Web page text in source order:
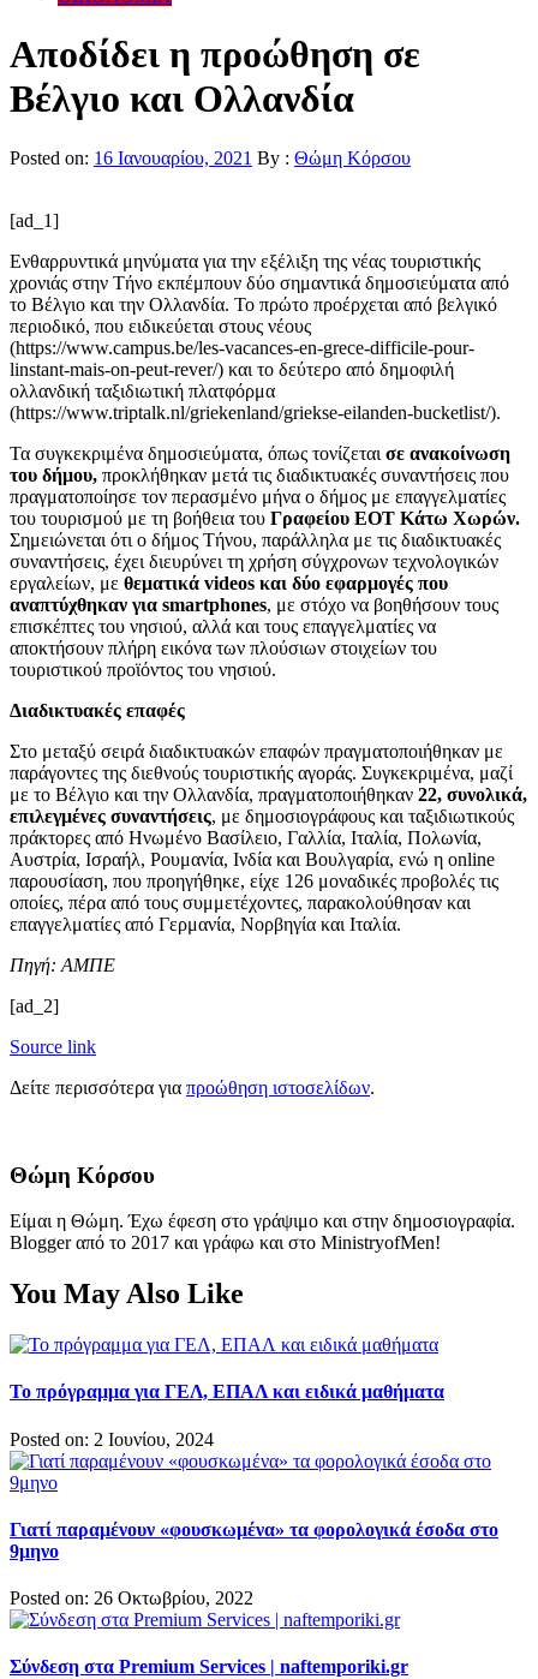
Αποδίδει η προώθηση σε
Βέλγιο και Ολλανδία
Posted on: 16 Ιανουαρίου, 2021 By : Θώμη Κόρσου
[ad_1]
Ενθαρρυντικά μηνύματα για την εξέλιξη της νέας τουριστικής
χρονιάς στην Τήνο εκπέμπουν δύο σημαντικά δημοσιεύματα από
το Βέλγιο και την Ολλανδία. Το πρώτο προέρχεται από βελγικό
περιοδικό, που ειδικεύεται στους νέους
(https://www.campus.be/les-vacances-en-grece-difficile-pour-
linstant-mais-on-peut-rever/) και το δεύτερο από δημοφιλή
ολλανδική ταξιδιωτική πλατφόρμα
(https://www.triptalk.nl/griekenland/griekse-eilanden-bucketlist/).
Τα συγκεκριμένα δημοσιεύματα, όπως τονίζεται σε ανακοίνωση
του δήμου, προκλήθηκαν μετά τις διαδικτυακές συναντήσεις που
πραγματοποίησε τον περασμένο μήνα ο δήμος με επαγγελματίες
του τουρισμού με τη βοήθεια του Γραφείου ΕΟΤ Κάτω Χωρών.
Σημειώνεται ότι ο δήμος Τήνου, παράλληλα με τις διαδικτυακές
συναντήσεις, έχει διευρύνει τη χρήση σύγχρονων τεχνολογικών
εργαλείων, με θεματικά videos και δύο εφαρμογές που
αναπτύχθηκαν για smartphones, με στόχο να βοηθήσουν τους
επισκέπτες του νησιού, αλλά και τους επαγγελματίες να
αποκτήσουν πλήρη εικόνα των πλούσιων στοιχείων του
τουριστικού προϊόντος του νησιού.
Διαδικτυακές επαφές
Στο μεταξύ σειρά διαδικτυακών επαφών πραγματοποιήθηκαν με
παράγοντες της διεθνούς τουριστικής αγοράς. Συγκεκριμένα, μαζί
με το Βέλγιο και την Ολλανδία, πραγματοποιήθηκαν 22, συνολικά,
επιλεγμένες συναντήσεις, με δημοσιογράφους και ταξιδιωτικούς
πράκτορες από Ηνωμένο Βασίλειο, Γαλλία, Ιταλία, Πολωνία,
Αυστρία, Ισραήλ, Ρουμανία, Ινδία και Βουλγαρία, ενώ η online
παρουσίαση, που προηγήθηκε, είχε 126 μοναδικές προβολές τις
οποίες, πέρα από τους συμμετέχοντες, παρακολούθησαν και
επαγγελματίες από Γερμανία, Νορβηγία και Ιταλία.
Πηγή: ΑΜΠΕ
[ad_2]
Source link
Δείτε περισσότερα για προώθηση ιστοσελίδων.
Θώμη Κόρσου
Είμαι η Θώμη. Έχω έφεση στο γράψιμο και στην δημοσιογραφία.
Blogger από το 2017 και γράφω και στο MinistryofMen!
You May Also Like
Το πρόγραμμα για ΓΕΛ, ΕΠΑΛ και ειδικά μαθήματα
Posted on: 2 Ιουνίου, 2024
Γιατί παραμένουν «φουσκωμένα» τα φορολογικά έσοδα στο
9μηνο
Posted on: 26 Οκτωβρίου, 2022
Σύνδεση στα Premium Services | naftemporiki.gr